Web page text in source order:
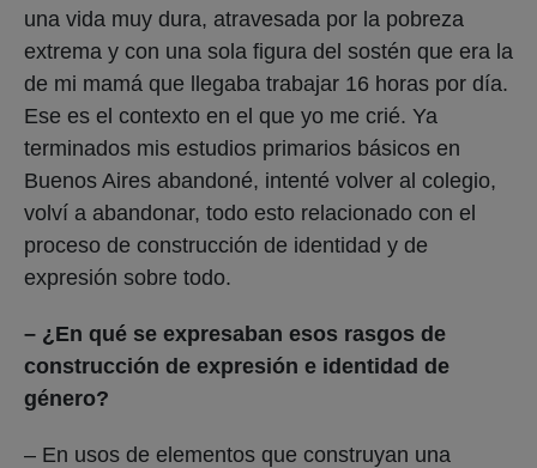
una vida muy dura, atravesada por la pobreza
extrema y con una sola figura del sostén que era la
de mi mamá que llegaba trabajar 16 horas por día.
Ese es el contexto en el que yo me crié. Ya
terminados mis estudios primarios básicos en
Buenos Aires abandoné, intenté volver al colegio,
volví a abandonar, todo esto relacionado con el
proceso de construcción de identidad y de
expresión sobre todo.
– ¿En qué se expresaban esos rasgos de
construcción de expresión e identidad de
género?
– En usos de elementos que construyan una